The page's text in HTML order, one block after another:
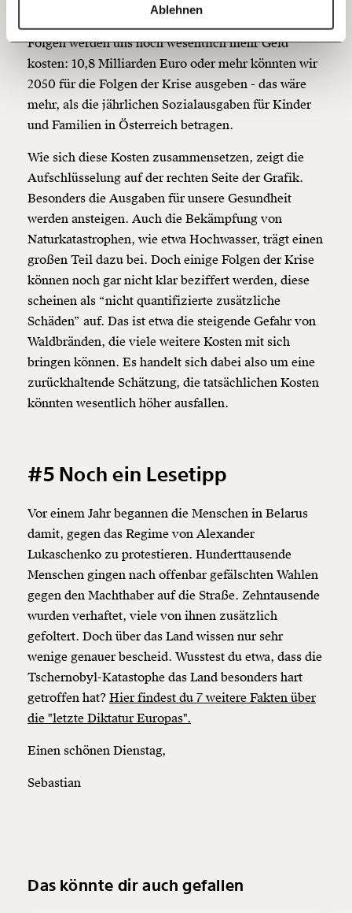
Ablehnen
150€ €
Ich möchte meine Spende verschenken.
Du erhältst eine E-Mail mit deiner
ausdrucken oder weiterleiten und verschenken
kannst.
Weiter
1/3
https://www.moment.at/story/selber-schuld/
Folgen werden uns noch wesentlich mehr Geld
kosten: 10,8 Milliarden Euro oder mehr könnten wir
2050 für die Folgen der Krise ausgeben - das wäre
mehr, als die jährlichen Sozialausgaben für Kinder
und Familien in Österreich betragen.
Wie sich diese Kosten zusammensetzen, zeigt die
Aufschlüsselung auf der rechten Seite der Grafik.
Besonders die Ausgaben für unsere Gesundheit
werden ansteigen. Auch die Bekämpfung von
Naturkatastrophen, wie etwa Hochwasser, trägt einen
großen Teil dazu bei. Doch einige Folgen der Krise
können noch gar nicht klar beziffert werden, diese
scheinen als “nicht quantifizierte zusätzliche
Schäden” auf. Das ist etwa die steigende Gefahr von
Waldbränden, die viele weitere Kosten mit sich
bringen können. Es handelt sich dabei also um eine
zurückhaltende Schätzung, die tatsächlichen Kosten
könnten wesentlich höher ausfallen.
#5 Noch ein Lesetipp
Vor einem Jahr begannen die Menschen in Belarus
damit, gegen das Regime von Alexander
Lukaschenko zu protestieren. Hunderttausende
Menschen gingen nach offenbar gefälschten Wahlen
gegen den Machthaber auf die Straße. Zehntausende
wurden verhaftet, viele von ihnen zusätzlich
gefoltert. Doch über das Land wissen nur sehr
wenige genauer bescheid. Wusstest du etwa, dass die
Tschernobyl-Katastophe das Land besonders hart
getroffen hat? Hier findest du 7 weitere Fakten über
die "letzte Diktatur Europas".
Einen schönen Dienstag,
Sebastian
Das könnte dir auch gefallen